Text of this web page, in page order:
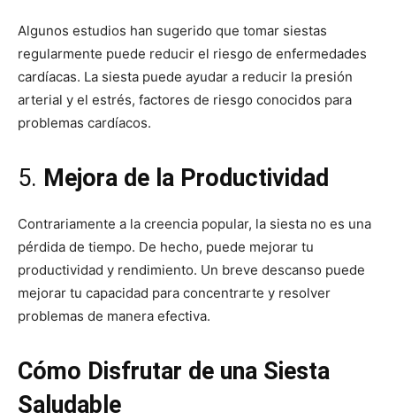
Algunos estudios han sugerido que tomar siestas
regularmente puede reducir el riesgo de enfermedades
cardíacas. La siesta puede ayudar a reducir la presión
arterial y el estrés, factores de riesgo conocidos para
problemas cardíacos.
5. Mejora de la Productividad
Contrariamente a la creencia popular, la siesta no es una
pérdida de tiempo. De hecho, puede mejorar tu
productividad y rendimiento. Un breve descanso puede
mejorar tu capacidad para concentrarte y resolver
problemas de manera efectiva.
Cómo Disfrutar de una Siesta
Saludable